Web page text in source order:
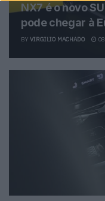
NX7 é o novo
pode chegar à
BY VIRGILIO MACHADO